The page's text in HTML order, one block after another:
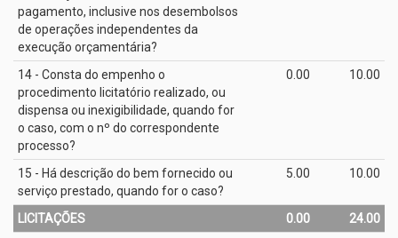
pagamento, inclusive nos desembolsos
de operações independentes da
execução orçamentária?
14 - Consta do empenho o
procedimento licitatório realizado, ou
dispensa ou inexigibilidade, quando for
o caso, com o nº do correspondente
processo?
0.00 10.00
15 - Há descrição do bem fornecido ou
serviço prestado, quando for o caso?
5.00 10.00
LICITAÇÕES 0.00
24.00